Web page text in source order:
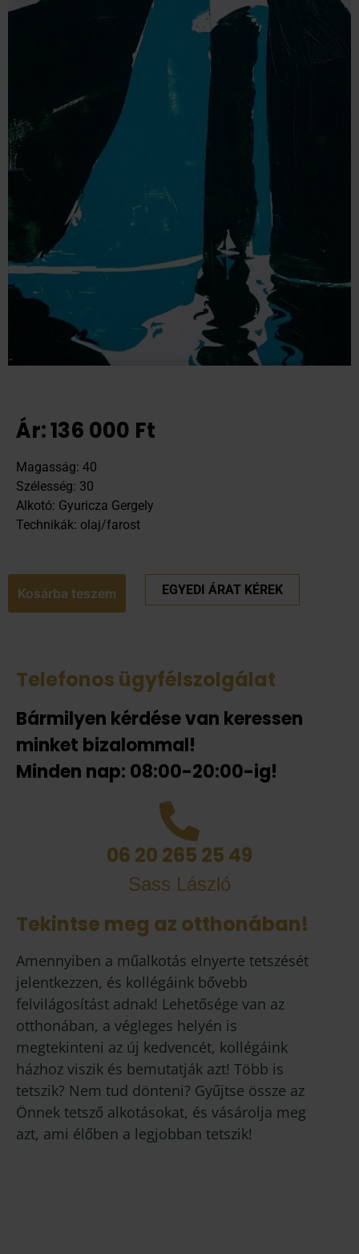
Ár:136 000 Ft
Magasság: 40
Szélesség: 30
Alkotó: Gyuricza Gergely
Technikák: olaj/farost
Kosárba teszem EGYEDI ÁRAT KÉREK
Telefonos ügyfélszolgálat
Bármilyen kérdése van keressen
minket bizalommal!
Minden nap: 08:00-20:00-ig!
06 20 265 25 49
Sass László
Tekintse meg az otthonában!
Amennyiben a műalkotás elnyerte tetszését
jelentkezzen, és kollégáink bővebb
felvilágosítást adnak! Lehetősége van az
otthonában, a végleges helyén is
megtekinteni az új kedvencét, kollégáink
házhoz viszik és bemutatják azt! Több is
tetszik? Nem tud dönteni? Gyűjtse össze az
Önnek tetsző alkotásokat, és vásárolja meg
azt, ami élőben a legjobban tetszik!